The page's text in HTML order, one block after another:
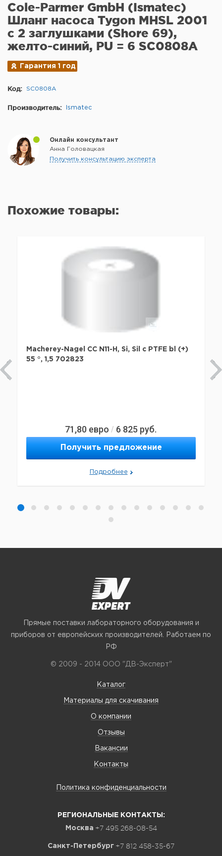
Cole-Parmer GmbH (Ismatec)
Шланг насоса Tygon MHSL 2001
с 2 заглушками (Shore 69),
желто-синий, PU = 6 SC0808A
Гарантия 1 год
Код: SC0808A
Производитель: Ismatec
Онлайн консультант
Анна Головацкая
Получить консультацию эксперта
Похожие товары:
Macherey-Nagel CC N11-H, Si, Sil с PTFE bl (+)
55 °, 1,5 702823
71,80 евро / 6 825 руб.
Получить предложение
Подробнее
Прямые поставки лабораторного оборудования и
приборов от европейских производителей. Работаем по
РФ
© 2009 - 2014 ООО "ДВ-Эксперт"
Каталог
Материалы для скачивания
О компании
Отзывы
Вакансии
Контакты
Политика конфиденциальности
РЕГИОНАЛЬНЫЕ КОНТАКТЫ:
Москва +7 495 268-08-54
Санкт-Петербург +7 812 458-35-67